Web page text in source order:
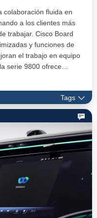
colaboración fluida en
a los clientes más
trabajar. Cisco Board
y funciones de
el trabajo en equipo
serie 9800 ofrece…
Tags